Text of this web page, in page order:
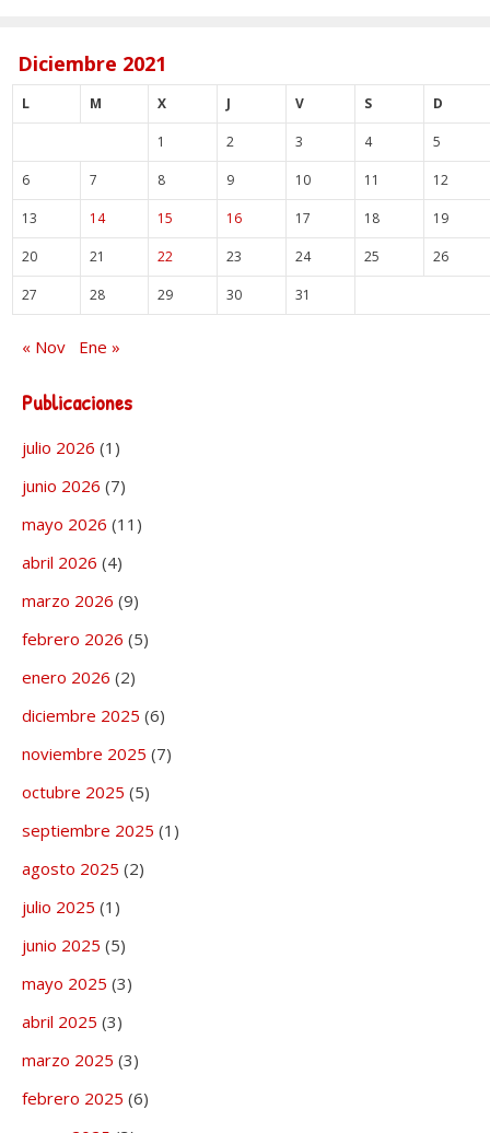
Diciembre 2021
L M X J V S D
1 2 3 4 5
6 7 8 9 10 11 12
13 14 15 16 17 18 19
20 21 22 23 24 25 26
27 28 29 30 31
« Nov Ene »
Publicaciones
julio 2026 (1)
junio 2026 (7)
mayo 2026 (11)
abril 2026 (4)
marzo 2026 (9)
febrero 2026 (5)
enero 2026 (2)
diciembre 2025 (6)
noviembre 2025 (7)
octubre 2025 (5)
septiembre 2025 (1)
agosto 2025 (2)
julio 2025 (1)
junio 2025 (5)
mayo 2025 (3)
abril 2025 (3)
marzo 2025 (3)
febrero 2025 (6)